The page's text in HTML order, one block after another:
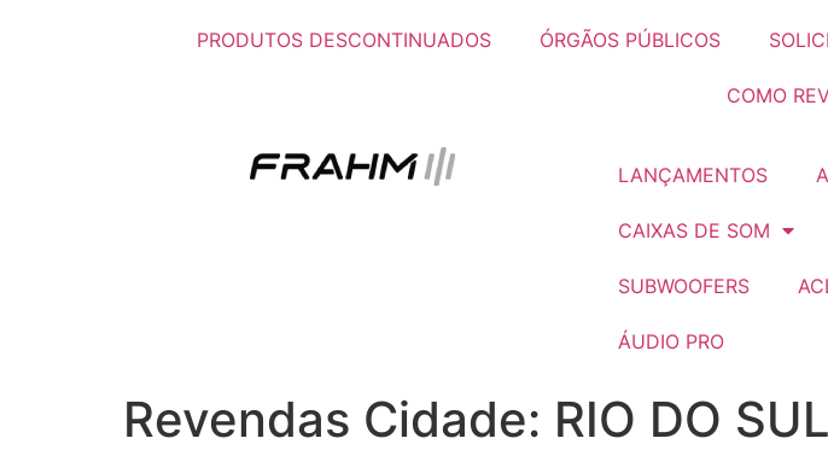
PRODUTOS DESCONTINUADOS ÓRGÃOS PÚBLICOS
COMO
LANÇAMENTOS
CAIXAS DE SOM
SUBWOOFERS
ÁUDIO PRO
Revendas Cidade: RIO DO SUL